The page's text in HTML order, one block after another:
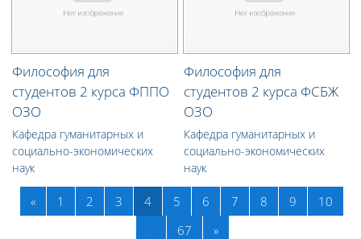
Философия для
студентов 2 курса ФППО
ОЗО
Кафедра гуманитарных и
социально-экономических
наук
Философия для
студентов 2 курса ФСБЖ
ОЗО
Кафедра гуманитарных и
социально-экономических
наук
«Назад1 2 3 4(текущая)
5 6 7 8 9
10
…
67 »Далее